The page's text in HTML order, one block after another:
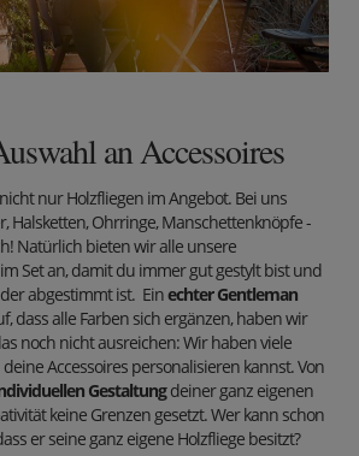
an Accessoires
nur Holzfliegen im Angebot. Bei uns
Halsketten, Ohrringe, Manschettenknöpfe -
Natürlich bieten wir alle unsere
Set an, damit du immer gut gestylt bist und
abgestimmt ist. Einechter Gentleman
dass alle Farben sich ergänzen, haben wir
noch nicht ausreichen: Wir haben viele
Accessoires personalisieren kannst. Von
Gestaltungdeiner ganz eigenen
keine Grenzen gesetzt. Wer kann schon
er seine ganz eigene Holzfliege besitzt?